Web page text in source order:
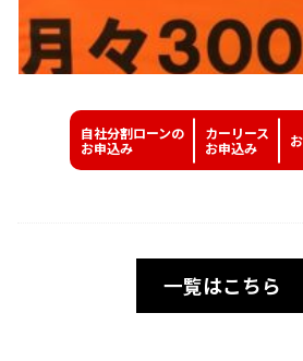
自社分割ローンの
お申込み
カーリース
お申込み
一覧はこちら